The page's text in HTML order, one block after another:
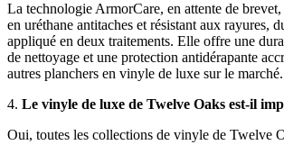
La technologie ArmorCare, en attente de brevet,
en uréthane antitaches et résistant aux rayures,
appliqué en deux traitements. Elle offre une
de nettoyage et une protection antidérapante
autres planchers en vinyle de luxe sur le marché.
4. Le vinyle de luxe de Twelve Oaks est-il
Oui, toutes les collections de vinyle de Twelve